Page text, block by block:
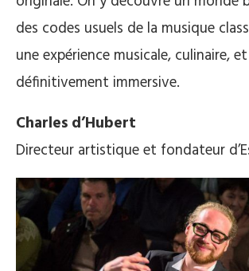
des codes usuels de la musique
une expérience musicale, culinaire, et
définitivement immersive.
Charles d’Hubert
Directeur artistique et fondateur